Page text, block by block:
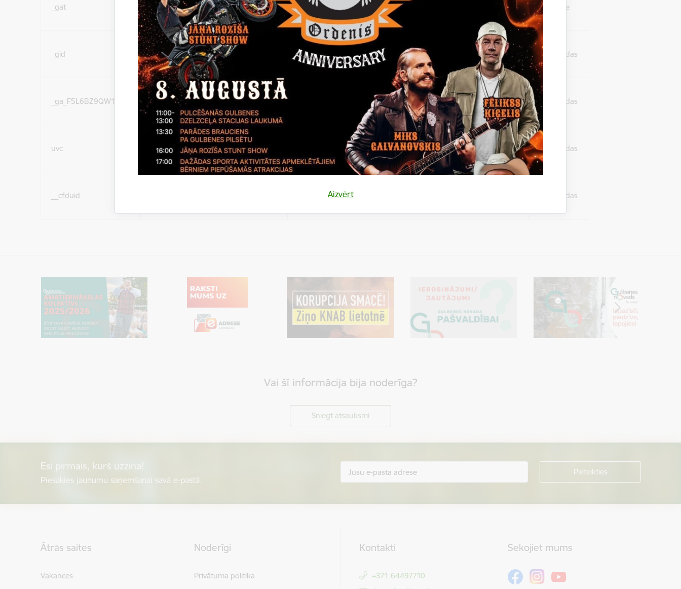
Aizvērt
_gat
lai uzlabotu vietnes darbību un
pakalpojumus)
Izmanto Google Analytics, lai samazinātu pieprasījuma līmeni. 1 minūte
_gid
Statistikas sīkdatnes (nepieciešamas,
lai uzlabotu vietnes darbību un
pakalpojumus)
Reģistrē unikālu ID, kas tiek izmantots statistisko datu iegūšanai
par to, kā apmeklētājs izmanto vietni.
24 stundas
_ga_F5L6BZ9QW1
Statistikas sīkdatnes (nepieciešamas,
lai uzlabotu vietnes darbību un
pakalpojumus)
Reģistrē unikālu ID priekš jaunākās GA 4 versijas, kas tiek
izmantots statistisko datu iegūšanai par to, kā apmeklētājs
24 stundas
uvc
Sociālo mediju sīkdatnes
(nepieciešamas, lai Jūs varētu dalīties
ar saturu sociālajos tīklos)
Šīs sīkdatnes ir paredzētas tādu vietņu un satura koplietošanai,
kas jūs interesē mūsu vietnē, izmantojot trešo personu sociālos
tīklus vai citas vietnes.
24 stundas
__cfduid Cookie is needed for all users for sharing content 24 stundas
Vai šī informācija bija noderīga?
Sniegt atsauksmi
Esi pirmais, kurš uzzina!
Piesakies jaunumu saņemšanai savā e-pastā.
Ātrās saites
Vakances
Noderīgi
Privātuma politika
Kontakti
+371 64497710
Sekojiet mums